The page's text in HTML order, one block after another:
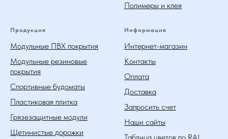
Полимеры и клея
Продукция
Модульные ПВХ покрытия
Модульные резиновые
покрытия
Спортивные будоматы
Пластиковая плитка
Грязезащитные модули
Щетинистые дорожки
Информация
Интернет-магазин
Контакты
Оплата
Доставка
Запросить счет
Наши сайты